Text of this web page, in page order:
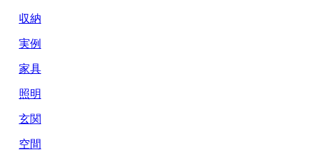
収納
実例
家具
照明
玄関
空間